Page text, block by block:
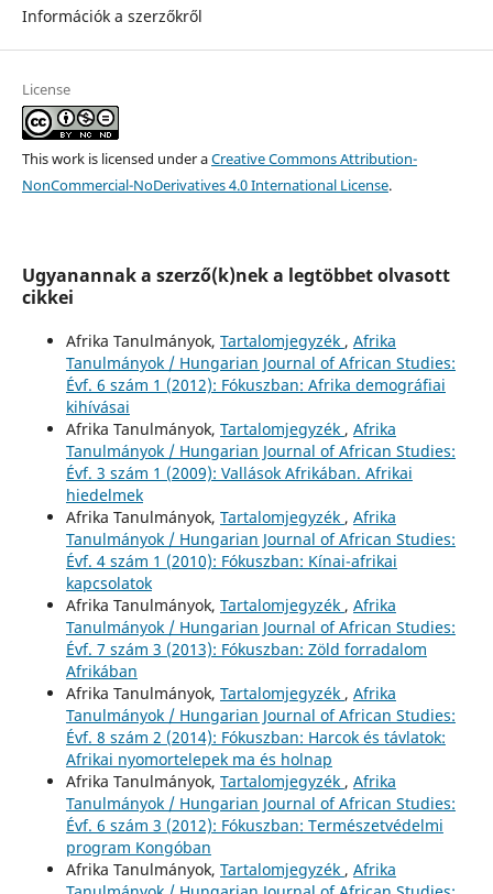
Információk a szerzőkről
License
This work is licensed under aCreative Commons Attribution-
NonCommercial-NoDerivatives 4.0 International License.
Ugyanannak a szerző(k)nek a legtöbbet olvasott
cikkei
Afrika Tanulmányok, Tartalomjegyzék , Afrika
Tanulmányok / Hungarian Journal of African Studies:
Évf. 6 szám 1 (2012): Fókuszban: Afrika demográfiai
kihívásai
Afrika Tanulmányok, Tartalomjegyzék , Afrika
Tanulmányok / Hungarian Journal of African Studies:
Évf. 3 szám 1 (2009): Vallások Afrikában. Afrikai
hiedelmek
Afrika Tanulmányok, Tartalomjegyzék , Afrika
Tanulmányok / Hungarian Journal of African Studies:
Évf. 4 szám 1 (2010): Fókuszban: Kínai-afrikai
kapcsolatok
Afrika Tanulmányok, Tartalomjegyzék , Afrika
Tanulmányok / Hungarian Journal of African Studies:
Évf. 7 szám 3 (2013): Fókuszban: Zöld forradalom
Afrikában
Afrika Tanulmányok, Tartalomjegyzék , Afrika
Tanulmányok / Hungarian Journal of African Studies:
Évf. 8 szám 2 (2014): Fókuszban: Harcok és távlatok:
Afrikai nyomortelepek ma és holnap
Afrika Tanulmányok, Tartalomjegyzék , Afrika
Tanulmányok / Hungarian Journal of African Studies:
Évf. 6 szám 3 (2012): Fókuszban: Természetvédelmi
program Kongóban
Afrika Tanulmányok, Tartalomjegyzék , Afrika